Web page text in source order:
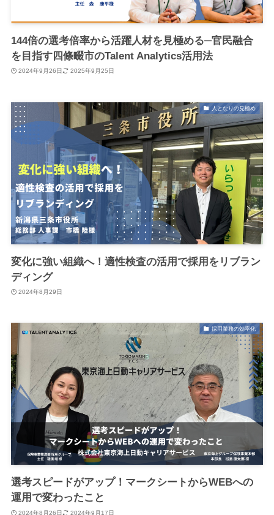
144倍の選考倍率から活躍人材を見極める─官民融合
を目指す四條畷市のTalent Analytics活用法
2024年9月26日 2025年9月25日
人となりの見極め
変化に強い組織へ！適性検査の活用で採用をリブラン
ディング
2024年8月29日
採用業務の効率化
選考スピードがアップ！マークシートからWEBへの
運用で変わったこと
2024年8月26日 2024年9月17日